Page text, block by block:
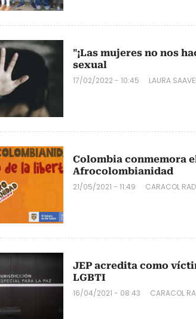
"¡Las mujeres no nos
sexual
17/02/2022 - 10:45 LAURA
Colombia conmemora
Afrocolombianidad
21/05/2021 - 11:49 CARACOL
JEP acredita como
LGBTI
16/04/2021 - 08:43 CARACOL